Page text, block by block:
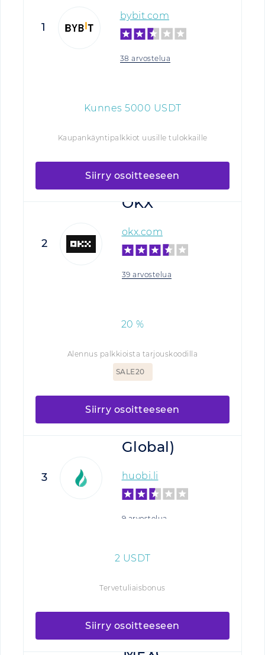
1
bybit.com
38 arvostelua
Kunnes 5000 USDT
Kaupankäyntipalkkiot uusille tulokkaille
Siirry osoitteeseen
2
OKX
okx.com
39 arvostelua
20 %
Alennus palkkioista tarjouskoodilla
SALE20
Siirry osoitteeseen
3
HTX (Huobi
Global)
huobi.li
9 arvostelua
2 USDT
Tervetuliaisbonus
Siirry osoitteeseen